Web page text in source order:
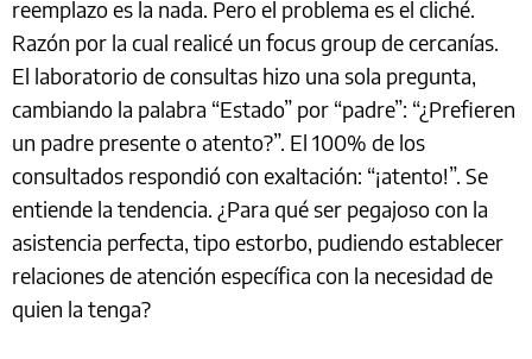
reemplazo es la nada. Pero el problema es el cliché.
Razón por la cual realicé un focus group de cercanías.
El laboratorio de consultas hizo una sola pregunta,
cambiando la palabra “Estado” por “padre”: “¿Prefieren
un padre presente o atento?”. El 100% de los
consultados respondió con exaltación: “¡atento!”. Se
entiende la tendencia. ¿Para qué ser pegajoso con la
asistencia perfecta, tipo estorbo, pudiendo establecer
relaciones de atención específica con la necesidad de
quien la tenga?